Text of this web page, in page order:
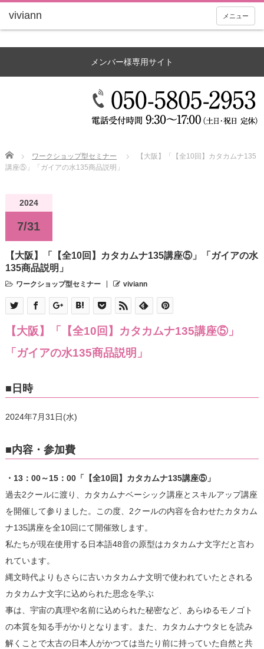
メニュー
メンバー様専用サイト
Home ワークショップ型セミナー
【大阪】「【全10回】カタカムナ135
講座⑤」「ガイアの水135商品説明」
2024
7/31
【大阪】「【全10回】カタカムナ135講座⑤」「ガイアの水
135商品説明」
ワークショップ型セミナー viviann
【大阪】「【全10回】カタカムナ135講座⑤」
「ガイアの水135商品説明」
■日時
2024年7月31日(水)
■内容・参加費
・13：00～15：00「【全10回】カタカムナ135講座⑤」
過去2クールに渡り、カタカムナベーシック講座とスキルアップ講座
を開催して参りました。この度、2クールの内容を合わせたカタカム
ナ135講座を全10回にて開催致します。
私たちが現在使用する日本語48音の原型はカタカムナ文字だと言わ
れています。
縄文時代よりもさらに古いカタカムナ文明で使われていたとされる
カタカムナ文字に込められた思念を学ぶ
事は、宇宙の真理や名前に込められた秘密など、あらゆるモノゴト
の本質を知る手がかりとなります。また、カタカムナウタヒを読み
解くことで太古の日本人がかつては当たり前に持っていた自然と共